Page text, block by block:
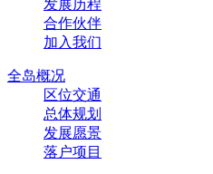
发展历程
合作伙伴
加入我们
全岛概况
区位交通
总体规划
发展愿景
落户项目